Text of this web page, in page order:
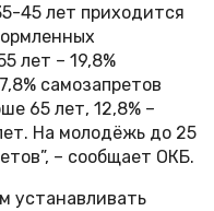
45 лет приходится
лет – 19,8%
самозапретов
65 лет, 12,8% –
На молодёжь до 25
– сообщает ОКБ.
устанавливать